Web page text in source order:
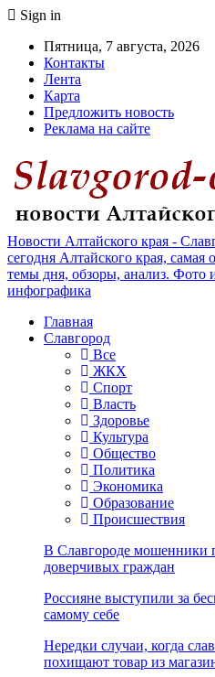
Sign in
Пятница, 7 августа, 2026
Контакты
Лента
Карта
Предложить новость
Реклама на сайте
Новости Алтайского края -
сегодня Алтайского края,
темы дня, обзоры, анализ. Фото
инфографика
Главная
Славгород
Все
ЖКХ
Спорт
Власть
Здоровье
Культура
Общество
Политика
Экономика
Образование
Происшествия
В Славгороде мошенники
доверчивых граждан
Россияне выступили за
самому себе
Нередки случаи, когда
похищают товар из